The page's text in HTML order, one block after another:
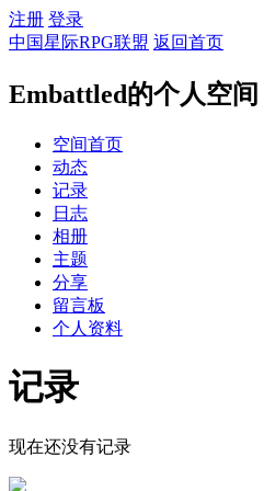
注册 登录
中国星际RPG联盟 返回首页
Embattled的个人空间
空间首页
动态
记录
日志
相册
主题
分享
留言板
个人资料
记录
现在还没有记录